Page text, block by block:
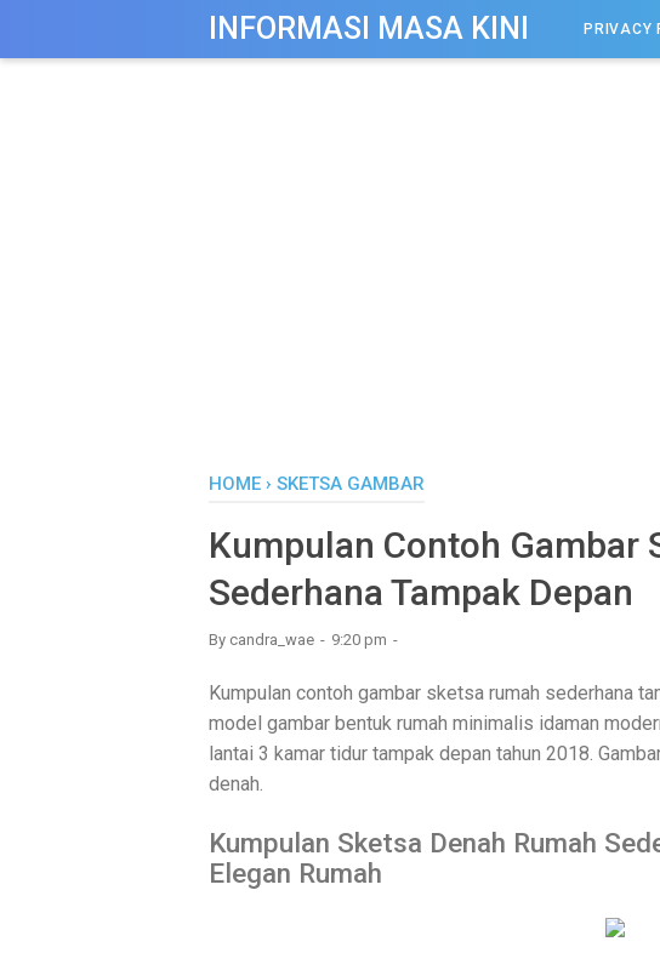
INFORMASI MASA KINI PRIVACY
HOME › SKETSA GAMBAR
Kumpulan Contoh Gambar
Sederhana Tampak Depan
By candra_wae 9:20 pm
Kumpulan contoh gambar sketsa rumah sederhana
model gambar bentuk rumah minimalis idaman
lantai 3 kamar tidur tampak depan tahun 2018.
denah.
Kumpulan Sketsa Denah Rumah
Elegan Rumah